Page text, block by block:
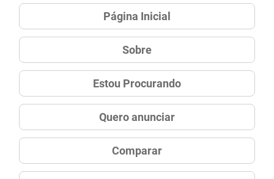
Página Inicial
Sobre
Estou Procurando
Quero anunciar
Comparar